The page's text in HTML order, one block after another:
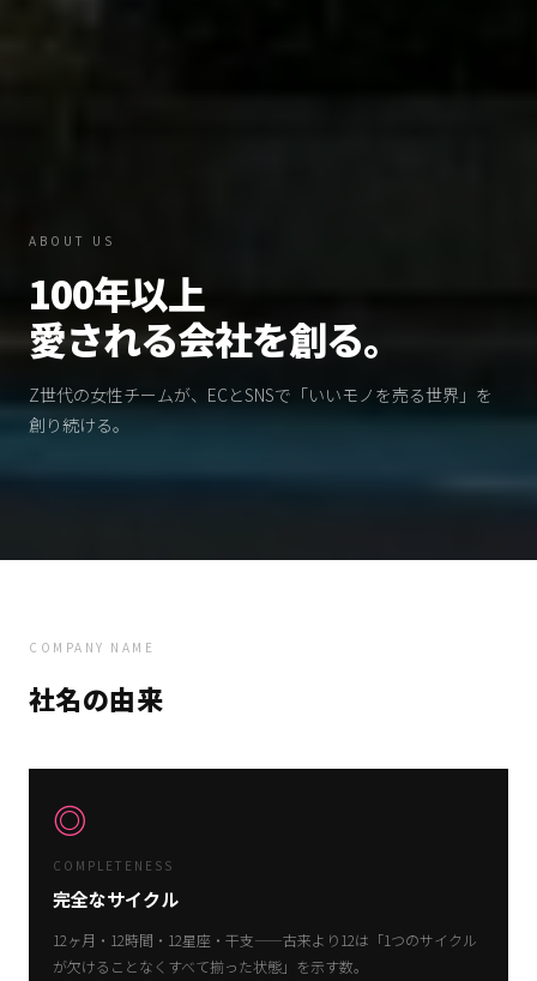
ABOUT US
100年以上
愛される会社を創る。
Z世代の女性チームが、ECとSNSで「いいモノを売る世界」を
創り続ける。
COMPANY NAME
社名の由来
◎
COMPLETENESS
完全なサイクル
12ヶ月・12時間・12星座・干支——古来より12は「1つのサイクル
が欠けることなくすべて揃った状態」を示す数。